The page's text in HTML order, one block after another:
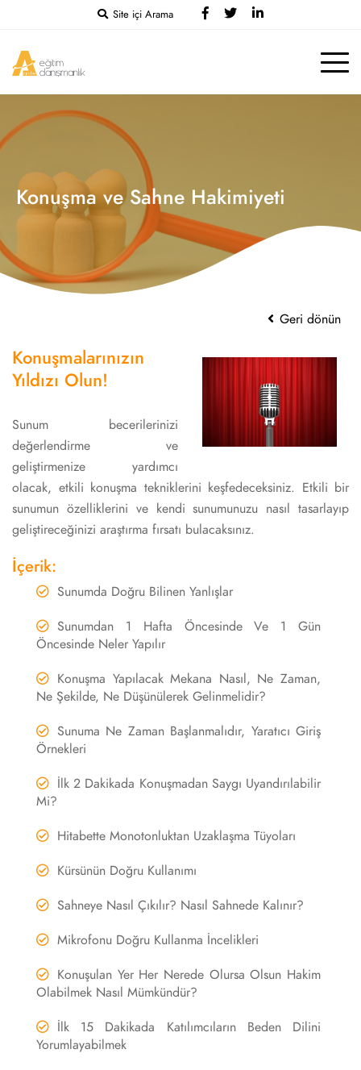
Site içi Arama
Konuşma ve Sahne Hakimiyeti
Geri dönün
Konuşmalarınızın
Yıldızı Olun!
Sunum becerilerinizi
değerlendirme ve
geliştirmenize yardımcı
olacak, etkili konuşma tekniklerini keşfedeceksiniz. Etkili bir
sunumun özelliklerini ve kendi sunumunuzu nasıl tasarlayıp
geliştireceğinizi araştırma fırsatı bulacaksınız.
İçerik:
Sunumda Doğru Bilinen Yanlışlar
Sunumdan 1 Hafta Öncesinde Ve 1 Gün
Öncesinde Neler Yapılır
Konuşma Yapılacak Mekana Nasıl, Ne Zaman,
Ne Şekilde, Ne Düşünülerek Gelinmelidir?
Sunuma Ne Zaman Başlanmalıdır, Yaratıcı Giriş
Örnekleri
İlk 2 Dakikada Konuşmadan Saygı Uyandırılabilir
Mi?
Hitabette Monotonluktan Uzaklaşma Tüyoları
Kürsünün Doğru Kullanımı
Sahneye Nasıl Çıkılır? Nasıl Sahnede Kalınır?
Mikrofonu Doğru Kullanma İncelikleri
Konuşulan Yer Her Nerede Olursa Olsun Hakim
Olabilmek Nasıl Mümkündür?
İlk 15 Dakikada Katılımcıların Beden Dilini
Yorumlayabilmek